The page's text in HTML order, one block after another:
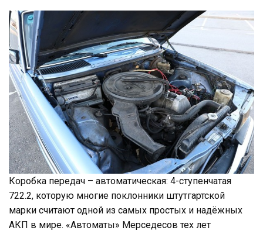
Коробка передач – автоматическая: 4-ступенчатая
722.2, которую многие поклонники штутгартской
марки считают одной из самых простых и надёжных
АКП в мире. «Автоматы» Мерседесов тех лет